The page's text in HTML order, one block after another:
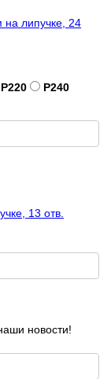
липучке, 24
P220
P240
13 отв.
новости!